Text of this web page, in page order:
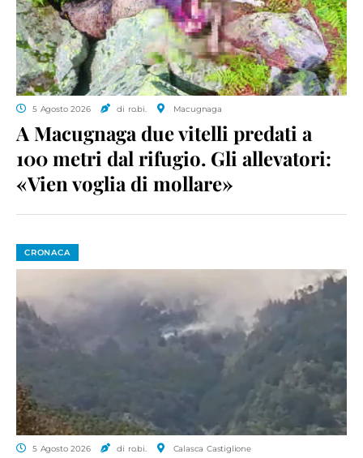
5 Agosto 2026 di ro.bi. Macugnaga
A Macugnaga due vitelli predati a
100 metri dal rifugio. Gli allevatori:
«Vien voglia di mollare»
CRONACA
5 Agosto 2026 di ro.bi. Calasca Castiglione